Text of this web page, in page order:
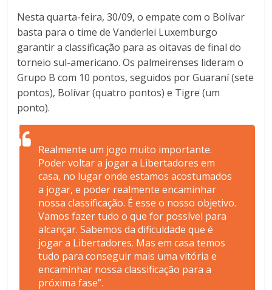
Nesta quarta-feira, 30/09, o empate com o Bolívar
basta para o time de Vanderlei Luxemburgo
garantir a classificação para as oitavas de final do
torneio sul-americano. Os palmeirenses lideram o
Grupo B com 10 pontos, seguidos por Guaraní (sete
pontos), Bolívar (quatro pontos) e Tigre (um
ponto).
Realmente um jogo muito importante.
Poder voltar a jogar a Libertadores em
casa, no lugar onde estamos acostumados
a jogar, e poder realmente encaminhar
nossa classificação. É esse o nosso objetivo.
Vamos fazer tudo o que for possível para
alcançar. Sabemos da dificuldade que é
jogar a Libertadores. Mas em casa temos
tudo para conseguir mais uma vitória e
encaminhar nossa classificação para a
próxima fase”.